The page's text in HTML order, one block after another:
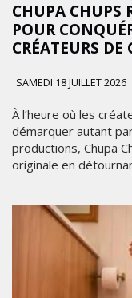
CHUPA CHUPS
POUR
CRÉATEURS
SAMEDI 18 JUILLET 2026
À l’heure où les
démarquer autant
productions, Chupa
originale en